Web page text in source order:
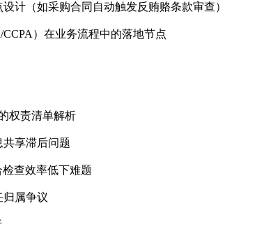
（如采购合同自动触发反贿赂条款审查）
）在业务流程中的落地节点
权责清单解析
享滞后问题
查效率低下难题
属争议